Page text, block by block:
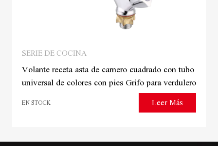
SERIE DE COCINA
Volante receta asta de carnero cuadrado con tubo
universal de colores con pies Grifo para verdulero
EN STOCK Leer Más